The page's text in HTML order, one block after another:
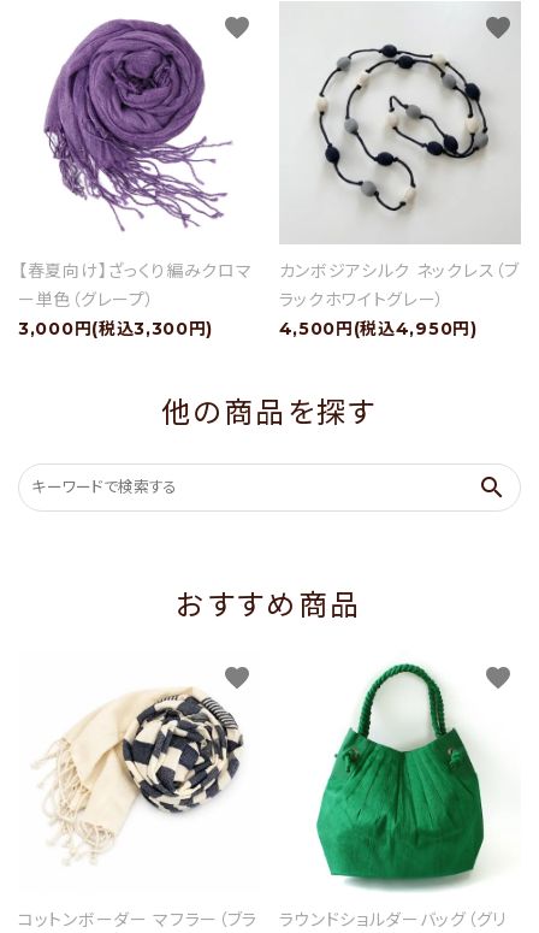
【春夏向け】ざっくり編みクロマ
ー単色（グレープ）
3,000円(税込3,300円)
favorite
カンボジアシルク ネックレス（ブ
ラックホワイトグレー）
4,500円(税込4,950円)
favorite
他の商品を探す
search
おすすめ商品
コットンボーダー マフラー（ブラ
favorite
ラウンドショルダーバッグ（グリ
favorite